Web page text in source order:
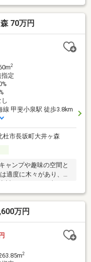
ぐことで年間24万円の
利便性を兼ね備えたこ
か？詳細についてはぜ
70万円
2
定
線 甲斐小泉駅 徒歩3.8km
杜市長坂町大井ヶ森
ャンプや趣味の空間と
適度に木々があり、程
楽しめます。 アウトド
ながら思い思いの時間
はぜひお問い合わせく
万円
2